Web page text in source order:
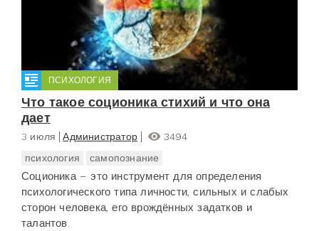
ПСИХОЛОГИЯ
Что такое соционика стихий и что она
дает
3 июля Администратор
3494
психология
самопознание
Соционика – это инструмент для определения
психологического типа личности, сильных и слабых
сторон человека, его врождённых задатков и
талантов.